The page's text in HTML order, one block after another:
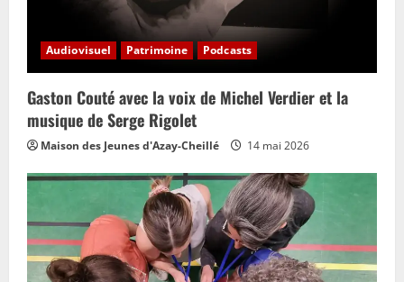
Audiovisuel Patrimoine Podcasts
Gaston Couté avec la voix de Michel Verdier et la
musique de Serge Rigolet
Maison des Jeunes d'Azay-Cheillé 14 mai 2026